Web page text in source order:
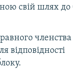
свій шлях до
членства
відповідності